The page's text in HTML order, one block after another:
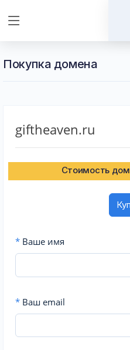
Покупка домена
giftheaven.ru
Стоимость
* Ваше имя
* Ваш email